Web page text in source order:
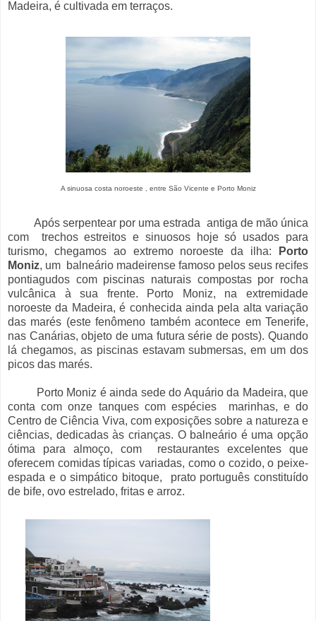
Madeira, é cultivada em terraços.
A sinuosa costa noroeste , entre São Vicente e Porto Moniz
Após serpentear por uma estrada antiga de mão única
com trechos estreitos e sinuosos hoje só usados para
turismo, chegamos ao extremo noroeste da ilha:
Porto
Moniz, um balneário madeirense famoso pelos seus recifes
pontiagudos com piscinas naturais compostas por rocha
vulcânica à sua frente. Porto Moniz, na extremidade
noroeste da Madeira, é conhecida ainda pela alta variação
das marés (este fenômeno também acontece em Tenerife,
nas Canárias, objeto de uma futura série de posts). Quando
lá chegamos, as piscinas estavam submersas, em um dos
picos das marés.
Porto Moniz é ainda sede do Aquário da Madeira, que
conta com onze tanques com espécies marinhas, e do
Centro de Ciência Viva, com exposições sobre a natureza e
ciências, dedicadas às crianças. O balneário é uma opção
ótima para almoço, com restaurantes excelentes que
oferecem comidas típicas variadas, como o cozido, o peixe-
espada e o simpático bitoque, prato português constituído
de bife, ovo estrelado, fritas e arroz.